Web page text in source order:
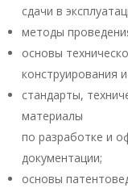
сдачи в
методы
основы
конструирования
стандарты,
материалы
по разработке и
документации;
основы